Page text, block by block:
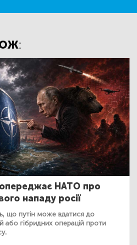
НАТО про
нападу росії
що путін може вдатися до
або гібридних операцій проти